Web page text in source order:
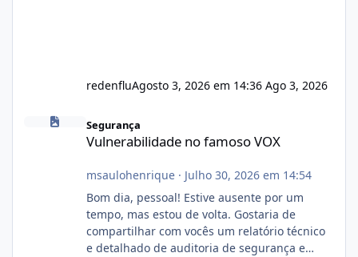
redenfluAgosto 3, 2026 em 14:36 Ago 3, 2026
Vulnerabilidade no famoso VOX
Segurança
Vulnerabilidade no famoso VOX
msaulohenrique· Julho 30, 2026 em 14:54
Bom dia, pessoal! Estive ausente por um
tempo, mas estou de volta. Gostaria de
compartilhar com vocês um relatório técnico
e detalhado de auditoria de segurança e